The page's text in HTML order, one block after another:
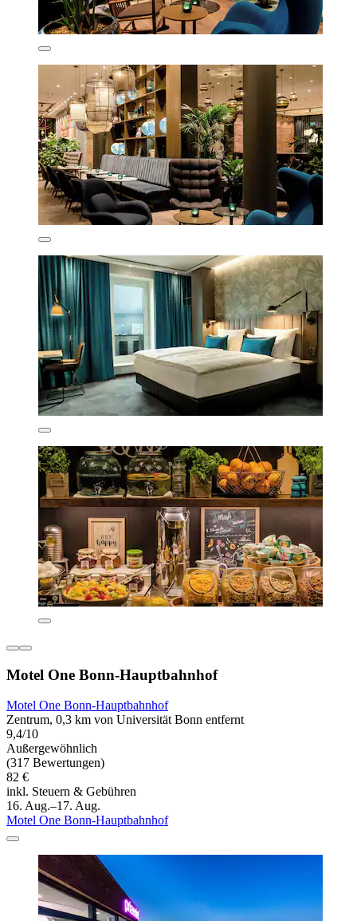
Motel One Bonn-Hauptbahnhof
Motel One Bonn-Hauptbahnhof
Zentrum, 0,3 km von Universität Bonn entfernt
9,4/10
Außergewöhnlich
(317 Bewertungen)
82 €
inkl. Steuern & Gebühren
16. Aug.–17. Aug.
Motel One Bonn-Hauptbahnhof